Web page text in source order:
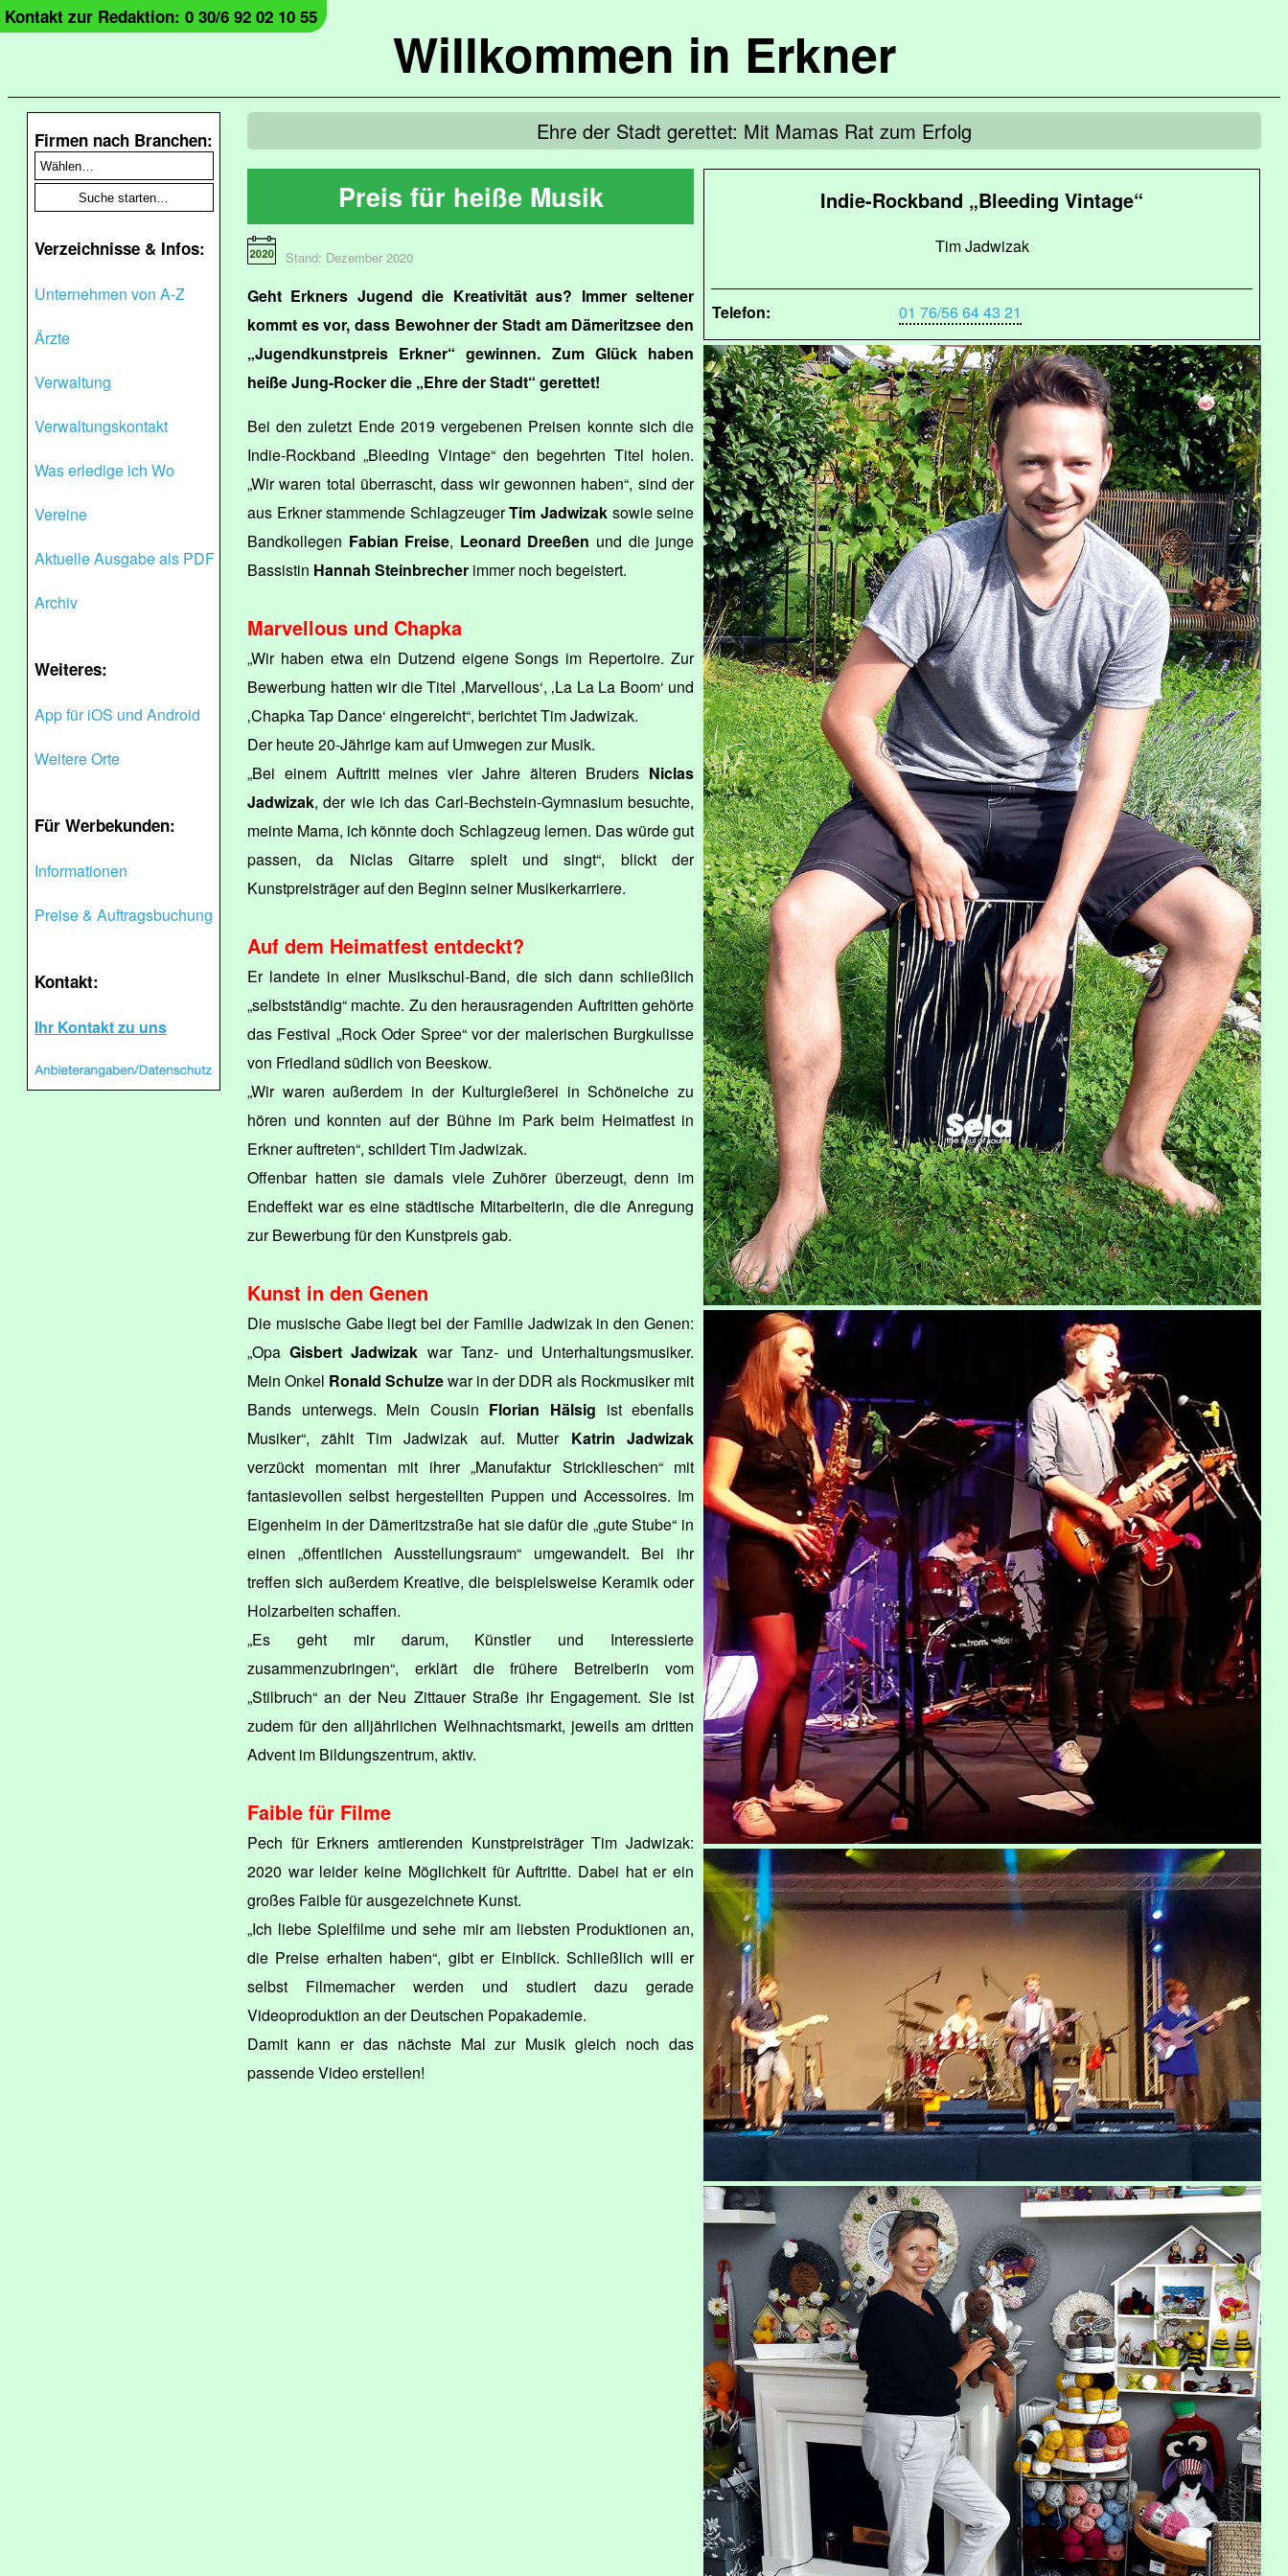
Willkommen in Erkner
Kontakt zur Redaktion: 0 30/6 92 02 10 55
Firmen nach Branchen:
Verzeichnisse & Infos:
Unternehmen von A-Z
Ärzte
Verwaltung
Verwaltungskontakt
Was erledige ich Wo
Vereine
Aktuelle Ausgabe als PDF
Archiv
Weiteres:
App für iOS und Android
Weitere Orte
Für Werbekunden:
Informationen
Preise & Auftragsbuchung
Kontakt:
Ihr Kontakt zu uns
Ehre der Stadt gerettet: Mit Mamas Rat zum Erfolg
Indie-Rockband „Bleeding Vintage“
Tim Jadwizak
Telefon: 01 76/56 64 43 21
Preis für heiße Musik
Stand: Dezember 2020
Geht Erkners Jugend die Kreativität aus? Immer seltener
kommt es vor, dass Bewohner der Stadt am Dämeritzsee den
„Jugendkunstpreis Erkner“ gewinnen. Zum Glück haben
heiße Jung-Rocker die „Ehre der Stadt“ gerettet!
Bei den zuletzt Ende 2019 vergebenen Preisen konnte sich die
Indie-Rockband „Bleeding Vintage“ den begehrten Titel holen.
„Wir waren total überrascht, dass wir gewonnen haben“, sind der
aus Erkner stammende SchlagzeugerTim Jadwizaksowie seine
Bandkollegen Fabian Freise, Leonard Dreeßen und die junge
Bassistin Hannah Steinbrecher immer noch begeistert.
Marvellous und Chapka
„Wir haben etwa ein Dutzend eigene Songs im Repertoire. Zur
Bewerbung hatten wir die Titel ‚Marvellous‘, ‚La La La Boom‘ und
‚Chapka Tap Dance‘ eingereicht“, berichtet Tim Jadwizak.
Der heute 20-Jährige kam auf Umwegen zur Musik.
„Bei einem Auftritt meines vier Jahre älteren Bruders Niclas
Jadwizak, der wie ich das Carl-Bechstein-Gymnasium besuchte,
meinte Mama, ich könnte doch Schlagzeug lernen. Das würde gut
passen, da Niclas Gitarre spielt und singt“, blickt der
Kunstpreisträger auf den Beginn seiner Musikerkarriere.
Auf dem Heimatfest entdeckt?
Er landete in einer Musikschul-Band, die sich dann schließlich
„selbstständig“ machte. Zu den herausragenden Auftritten gehörte
das Festival „Rock Oder Spree“ vor der malerischen Burgkulisse
von Friedland südlich von Beeskow.
„Wir waren außerdem in der Kulturgießerei in Schöneiche zu
hören und konnten auf der Bühne im Park beim Heimatfest in
Erkner auftreten“, schildert Tim Jadwizak.
Offenbar hatten sie damals viele Zuhörer überzeugt, denn im
Endeffekt war es eine städtische Mitarbeiterin, die die Anregung
zur Bewerbung für den Kunstpreis gab.
Kunst in den Genen
Die musische Gabe liegt bei der Familie Jadwizak in den Genen:
„OpaGisbert Jadwizak war Tanz- und Unterhaltungsmusiker.
Mein Onkel Ronald Schulzewar in der DDR als Rockmusiker mit
Bands unterwegs. Mein Cousin Florian Hälsig ist ebenfalls
Musiker“, zählt Tim Jadwizak auf. Mutter Katrin Jadwizak
verzückt momentan mit ihrer „Manufaktur Stricklieschen“ mit
fantasievollen selbst hergestellten Puppen und Accessoires. Im
Eigenheim in der Dämeritzstraße hat sie dafür die „gute Stube“ in
einen „öffentlichen Ausstellungsraum“ umgewandelt. Bei ihr
treffen sich außerdem Kreative, die beispielsweise Keramik oder
Holzarbeiten schaffen.
„Es geht mir darum, Künstler und Interessierte
zusammenzubringen“, erklärt die frühere Betreiberin vom
„Stilbruch“ an der Neu Zittauer Straße ihr Engagement. Sie ist
zudem für den alljährlichen Weihnachtsmarkt, jeweils am dritten
Advent im Bildungszentrum, aktiv.
Faible für Filme
Pech für Erkners amtierenden Kunstpreisträger Tim Jadwizak:
2020 war leider keine Möglichkeit für Auftritte. Dabei hat er ein
großes Faible für ausgezeichnete Kunst.
„Ich liebe Spielfilme und sehe mir am liebsten Produktionen an,
die Preise erhalten haben“, gibt er Einblick. Schließlich will er
selbst Filmemacher werden und studiert dazu gerade
Videoproduktion an der Deutschen Popakademie.
Damit kann er das nächste Mal zur Musik gleich noch das
passende Video erstellen!